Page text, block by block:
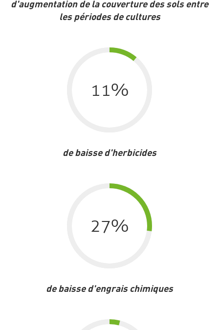
d'augmentation de la couverture des sols entre
les périodes de cultures
11%
de baisse d'herbicides
27%
de baisse d'engrais chimiques